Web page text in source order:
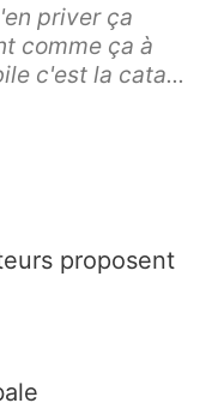
priver ça
comme ça à
c'est la cata...
proposent